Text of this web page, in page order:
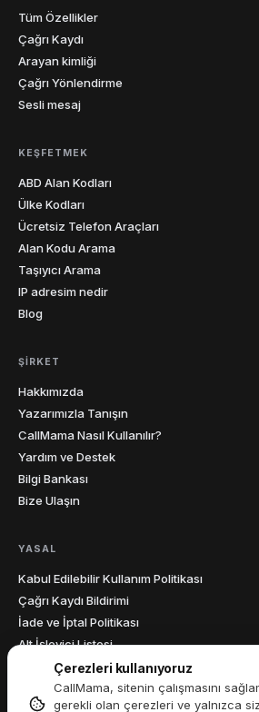
Tüm Özellikler
Çağrı Kaydı
Arayan kimliği
Çağrı Yönlendirme
Sesli mesaj
KEŞFETMEK
ABD Alan Kodları
Ülke Kodları
Ücretsiz Telefon Araçları
Alan Kodu Arama
Taşıyıcı Arama
IP adresim nedir
Blog
ŞIRKET
Hakkımızda
Yazarımızla Tanışın
CallMama Nasıl Kullanılır?
Yardım ve Destek
Bilgi Bankası
Bize Ulaşın
YASAL
Kabul Edilebilir Kullanım Politikası
Çağrı Kaydı Bildirimi
İade ve İptal Politikası
Alt İşleyici Listesi
Erişilebilirlik Beyanı
Veri İşleme Sözleşmesi
Çerezleri kullanıyoruz
CallMama, sitenin çalışmasını
gerekli olan çerezleri ve yalnızca